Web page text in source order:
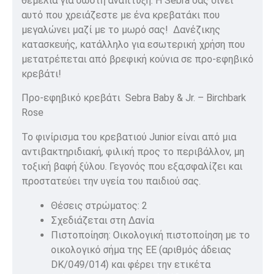
αυτό που χρειάζεστε με ένα κρεβατάκι που
μεγαλώνει μαζί με το μωρό σας! Δανέζικης
κατασκευής, κατάλληλο για εσωτερική χρήση που
μετατρέπεται από βρεφική κούνια σε προ-εφηβικό
κρεβάτι!
Προ-εφηβικό κρεβάτι Sebra Baby & Jr. – Birchbark
Rose
Το φινίρισμα του κρεβατιού Junior είναι από μια
αντιβακτηριδιακή, φιλική προς το περιβάλλον, μη
τοξική βαφή ξύλου. Γεγονός που εξα;σφαλίζει και
προστατεύει την υγεία του παιδιού σας.
Θέσεις στρώματος: 2
Σχεδιάζεται στη Δανία
Πιστοποίηση: Οικολογική πιστοποίηση με το
οικολογικό σήμα της ΕΕ (αριθμός άδειας
DK/049/014) και φέρει την ετικέτα